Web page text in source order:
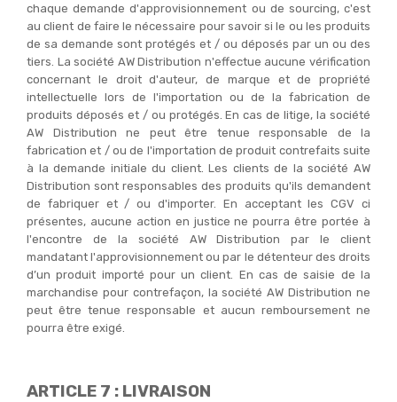
chaque demande d'approvisionnement ou de sourcing, c'est
au client de faire le nécessaire pour savoir si le ou les produits
de sa demande sont protégés et / ou déposés par un ou des
tiers. La société AW Distribution n'effectue aucune vérification
concernant le droit d'auteur, de marque et de propriété
intellectuelle lors de l'importation ou de la fabrication de
produits déposés et / ou protégés. En cas de litige, la société
AW Distribution ne peut être tenue responsable de la
fabrication et / ou de l'importation de produit contrefaits suite
à la demande initiale du client. Les clients de la société AW
Distribution sont responsables des produits qu'ils demandent
de fabriquer et / ou d'importer. En acceptant les CGV ci
présentes, aucune action en justice ne pourra être portée à
l'encontre de la société AW Distribution par le client
mandatant l'approvisionnement ou par le détenteur des droits
d’un produit importé pour un client. En cas de saisie de la
marchandise pour contrefaçon, la société AW Distribution ne
peut être tenue responsable et aucun remboursement ne
pourra être exigé.
ARTICLE 7 : LIVRAISON